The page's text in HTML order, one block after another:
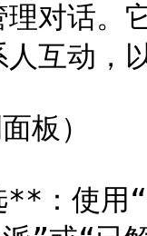
对话。
互动，
板）
：使用“